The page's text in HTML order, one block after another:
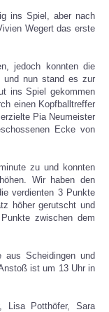
ins Spiel, aber nach
Wegert das erste
jedoch konnten die
und nun stand es zur
ins Spiel gekommen
einen Kopfballtreffer
Pia Neumeister
Ecke von
zu und konnten
Wir haben den
verdienten 3 Punkte
höher gerutscht und
zwischen dem
aus Scheidingen und
ist um 13 Uhr in
Lisa Potthöfer, Sara